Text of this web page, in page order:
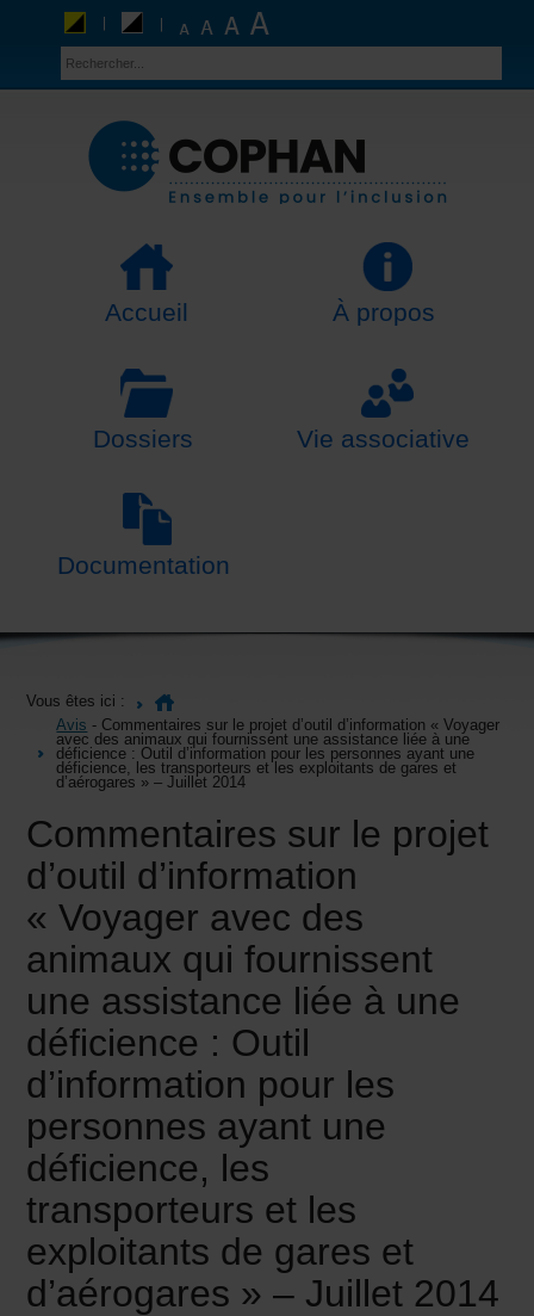
Accueil À propos
Dossiers Vie associative
Documentation
Vous êtes ici :
Avis - Commentaires sur le projet d’outil d’information « Voyager
avec des animaux qui fournissent une assistance liée à une
déficience : Outil d’information pour les personnes ayant une
déficience, les transporteurs et les exploitants de gares et
d’aérogares » – Juillet 2014
Commentaires sur le projet
d’outil d’information
« Voyager avec des
animaux qui fournissent
une assistance liée à une
déficience : Outil
d’information pour les
personnes ayant une
déficience, les
transporteurs et les
exploitants de gares et
d’aérogares » – Juillet 2014